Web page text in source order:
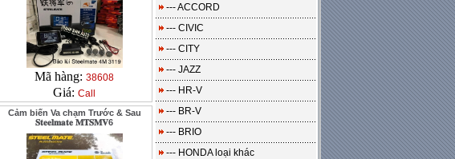
Mã hàng: 38608
Giá: Call
Cảm biến Va chạm Trước & Sau
𝐒𝐭𝐞𝐞𝐥𝐦𝐚𝐭𝐞 𝐌𝐓𝐒𝐌𝐕6
--- ACCORD
--- CIVIC
--- CITY
--- JAZZ
--- HR-V
--- BR-V
--- BRIO
--- HONDA loại khác